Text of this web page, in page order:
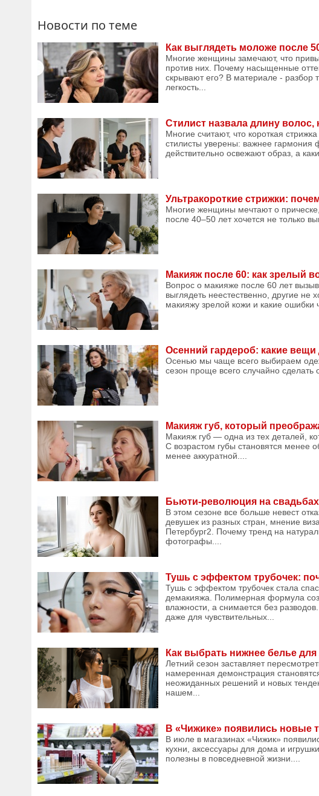
Новости по теме
Как выглядеть моложе после
Многие женщины замечают, что
против них. Почему насыщенные
скрывают его? В материале - разбор
легкость...
Стилист назвала длину волос,
Многие считают, что короткая
стилисты уверены: важнее
действительно освежают образ, а
Ультракороткие стрижки:
Многие женщины мечтают о
после 40–50 лет хочется не только
Макияж после 60: как зрелый
Вопрос о макияже после 60 лет
выглядеть неестественно, другие не
макияжу зрелой кожи и какие
Осенний гардероб: какие
Осенью мы чаще всего выбираем
сезон проще всего случайно сделать
Макияж губ, который
Макияж губ — одна из тех деталей,
С возрастом губы становятся менее
менее аккуратной....
Бьюти-революция на
В этом сезоне все больше невест
девушек из разных стран, мнение
Петербург2. Почему тренд на
фотографы....
Тушь с эффектом трубочек:
Тушь с эффектом трубочек стала
демакияжа. Полимерная формула
влажности, а снимается без
даже для чувствительных...
Как выбрать нижнее белье
Летний сезон заставляет
намеренная демонстрация
неожиданных решений и новых
нашем...
В «Чижике» появились новые
В июле в магазинах «Чижик»
кухни, аксессуары для дома и
полезны в повседневной жизни....